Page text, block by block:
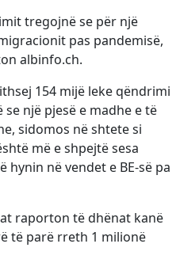
tregojnë se për një
pas pandemisë,
albinfo.ch.
154 mijë leke qëndrimi
një pjesë e madhe e të
sidomos në shtete si
më e shpejtë sesa
në vendet e BE-së pa
raporton të dhënat kanë
të parë rreth 1 milionë